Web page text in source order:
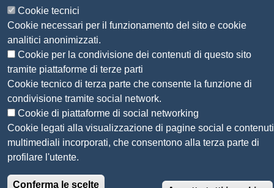
Dichiarazione di accessibilità
Feedback accessibilità
Siti tematici: Maremma e Tirreno Itinerari
© 2026 CAMERA DI COMMERCIO DELLA
MAREMMA E DEL TIRRENO
Cookie tecnici
Cookie necessari per il funzionamento del sito e cookie
analitici anonimizzati.
Cookie per la condivisione dei contenuti di questo sito
tramite piattaforme di terze parti
Cookie tecnico di terza parte che consente la funzione di
condivisione tramite social network.
Cookie di piattaforme di social networking
Cookie legati alla visualizzazione di pagine social e contenuti
multimediali incorporati, che consentono alla terza parte di
profilare l'utente.
Conferma le scelte